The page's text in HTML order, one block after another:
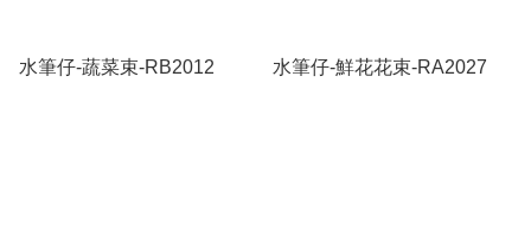
水筆仔-蔬菜束-RB2012 水筆仔-鮮花花束-RA2027